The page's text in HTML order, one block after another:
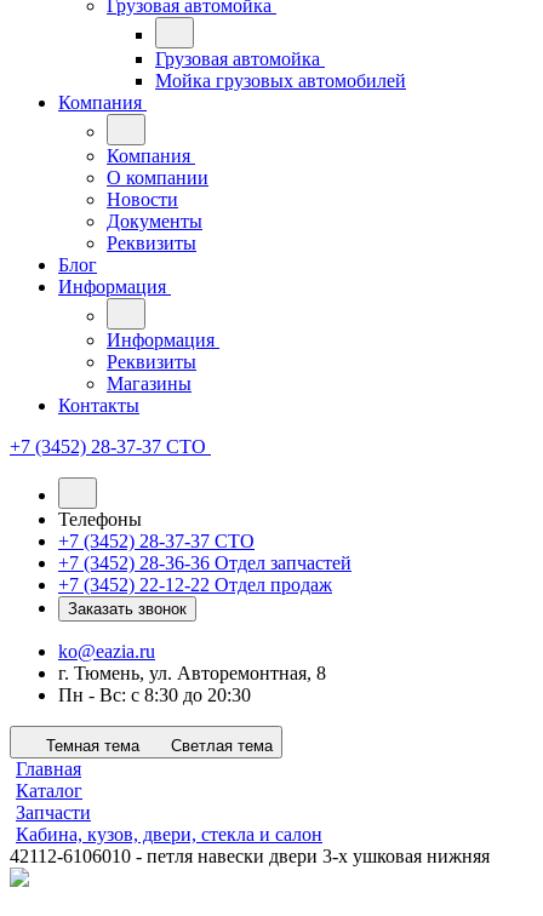
Грузовая автомойка
Грузовая автомойка
Мойка грузовых автомобилей
Компания
Компания
О компании
Новости
Документы
Реквизиты
Блог
Информация
Информация
Реквизиты
Магазины
Контакты
+7 (3452) 28-37-37 СТО
Телефоны
+7 (3452) 28-37-37 СТО
+7 (3452) 28-36-36 Отдел запчастей
+7 (3452) 22-12-22 Отдел продаж
Заказать звонок
ko@eazia.ru
г. Тюмень, ул. Авторемонтная, 8
Пн - Вс: с 8:30 до 20:30
Темная тема Светлая тема
Главная
Каталог
Запчасти
Кабина, кузов, двери, стекла и салон
42112-6106010 - петля навески двери 3-х ушковая нижняя